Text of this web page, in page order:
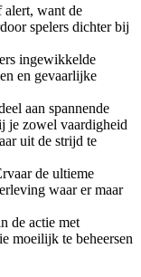
want de
spelers dichter bij
ingewikkelde
en gevaarlijke
aan spannende
je zowel vaardigheid
uit de strijd te
de ultieme
waar er maar
de actie met
moeilijk te beheersen